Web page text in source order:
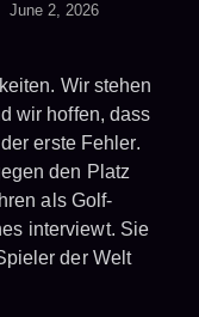
June 2, 2026
Wir stehen
wir hoffen, dass
erste Fehler.
den Platz
als Golf-
interviewt. Sie
der Welt